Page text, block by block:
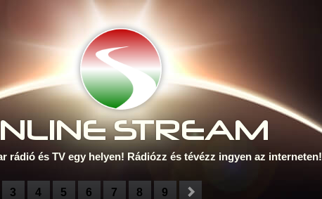
STREAM
rádió és TV egy helyen! Rádiózz és tévézz ingyen az interneten!
3 4 5 6 7 8 9